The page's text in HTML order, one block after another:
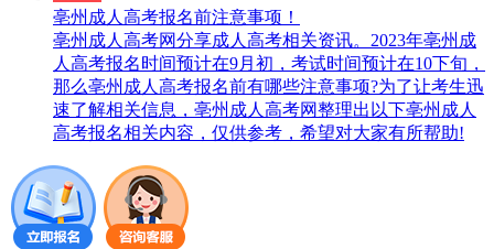
亳州成人高考报名前注意事项！
亳州成人高考网分享成人高考相关资讯。2023年亳州成
人高考报名时间预计在9月初，考试时间预计在10下旬，
那么亳州成人高考报名前有哪些注意事项?为了让考生迅
速了解相关信息，亳州成人高考网整理出以下亳州成人
高考报名相关内容，仅供参考，希望对大家有所帮助!